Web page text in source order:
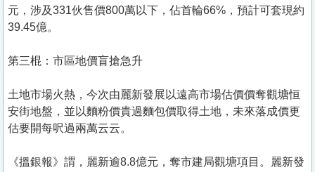
元，涉及331伙售價800萬以下，佔首輪66%，預計可套現約
39.45億。
第三棍：市區地價盲搶急升
土地市場火熱，今次由麗新發展以遠高市場估價價奪觀塘恒
安街地盤，並以麵粉價貴過麵包價取得土地，未來落成價更
估要開每呎過兩萬云云。
《搵銀報》謂，麗新逾8.8億元，奪市建局觀塘項目。麗新發